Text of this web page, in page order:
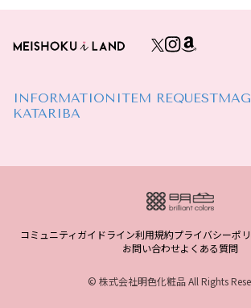
INFORMATION ITEM REQUEST
KATARIBA
コミュニティガイドライン利用規約プライバシーポ
お問い合わせよくある質問
© 株式会社明色化粧品 All Rights